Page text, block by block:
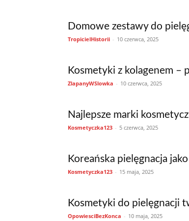
Domowe zestawy do
TropicielHistorii - 10 czerwca, 2025
Kosmetyki z kolagenem –
ZlapanyWSlowka - 10 czerwca, 2025
Najlepsze marki
Kosmetyczka123 - 5 czerwca, 2025
Koreańska pielęgnacja
Kosmetyczka123 - 15 maja, 2025
Kosmetyki do pielęgnacji
OpowiesciBezKonca - 10 maja, 2025